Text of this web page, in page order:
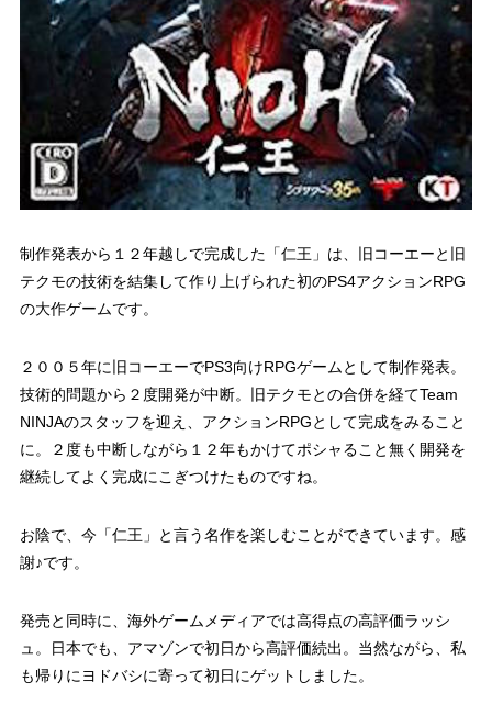
制作発表から１２年越しで完成した「仁王」は、旧コーエーと旧
テクモの技術を結集して作り上げられた初のPS4アクションRPG
の大作ゲームです。
２００５年に旧コーエーでPS3向けRPGゲームとして制作発表。
技術的問題から２度開発が中断。旧テクモとの合併を経てTeam
NINJAのスタッフを迎え、アクションRPGとして完成をみること
に。２度も中断しながら１２年もかけてポシャること無く開発を
継続してよく完成にこぎつけたものですね。
お陰で、今「仁王」と言う名作を楽しむことができています。感
謝♪です。
発売と同時に、海外ゲームメディアでは高得点の高評価ラッシ
ュ。日本でも、アマゾンで初日から高評価続出。当然ながら、私
も帰りにヨドバシに寄って初日にゲットしました。